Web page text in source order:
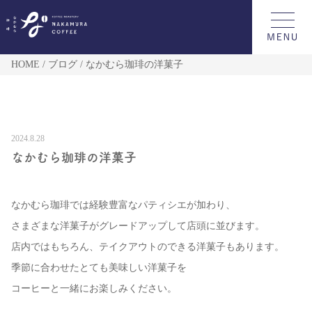
HOME ブログ なかむら珈琲の洋菓子
2024.8.28
なかむら珈琲の洋菓子
なかむら珈琲では経験豊富なパティシエが加わり、
さまざまな洋菓子がグレードアップして店頭に並びます。
店内ではもちろん、テイクアウトのできる洋菓子もあります。
季節に合わせたとても美味しい洋菓子を
コーヒーと一緒にお楽しみください。